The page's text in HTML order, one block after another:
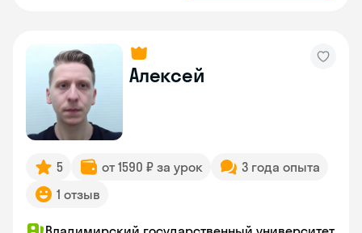
Алексей
5 от 1590 ₽ за урок
3 года опыта
1 отзыв